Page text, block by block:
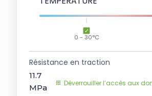
0 - 30°C
Résistance en traction
11.7
MPa
Déverrouiller l’accès aux